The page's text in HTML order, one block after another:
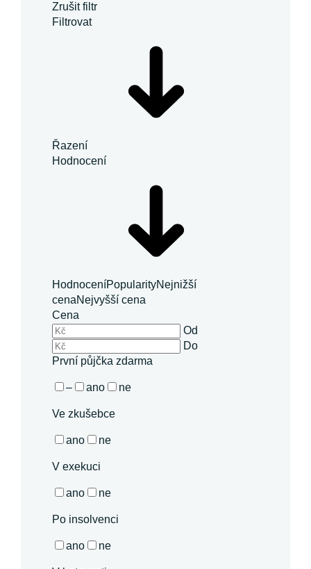
Zrušit filtr
Filtrovat
Řazení
Hodnocení
HodnoceníPopularityNejnižší
cenaNejvyšší cena
Cena
Od
Do
První půjčka zdarma
– ano ne
Ve zkušebce
ano ne
V exekuci
ano ne
Po insolvenci
ano ne